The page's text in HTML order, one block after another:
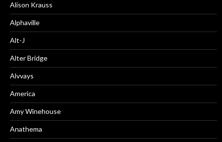
Alison Krauss
Alphaville
Alt-J
Alter Bridge
Alvvays
America
Amy Winehouse
Anathema